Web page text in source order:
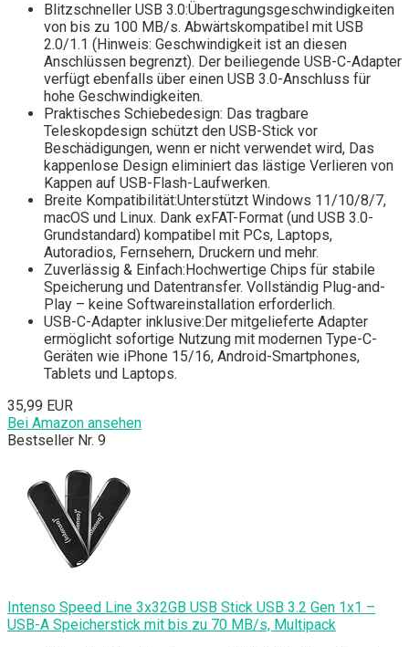
Blitzschneller USB 3.0:Übertragungsgeschwindigkeiten
von bis zu 100 MB/s. Abwärtskompatibel mit USB
2.0/1.1 (Hinweis: Geschwindigkeit ist an diesen
Anschlüssen begrenzt). Der beiliegende USB-C-Adapter
verfügt ebenfalls über einen USB 3.0-Anschluss für
hohe Geschwindigkeiten.
Praktisches Schiebedesign: Das tragbare
Teleskopdesign schützt den USB-Stick vor
Beschädigungen, wenn er nicht verwendet wird, Das
kappenlose Design eliminiert das lästige Verlieren von
Kappen auf USB-Flash-Laufwerken.
Breite Kompatibilität:Unterstützt Windows 11/10/8/7,
macOS und Linux. Dank exFAT-Format (und USB 3.0-
Grundstandard) kompatibel mit PCs, Laptops,
Autoradios, Fernsehern, Druckern und mehr.
Zuverlässig & Einfach:Hochwertige Chips für stabile
Speicherung und Datentransfer. Vollständig Plug-and-
Play – keine Softwareinstallation erforderlich.
USB-C-Adapter inklusive:Der mitgelieferte Adapter
ermöglicht sofortige Nutzung mit modernen Type-C-
Geräten wie iPhone 15/16, Android-Smartphones,
Tablets und Laptops.
35,99 EUR
Bei Amazon ansehen
Bestseller Nr. 9
Intenso Speed Line 3x32GB USB Stick USB 3.2 Gen 1x1 –
USB-A Speicherstick mit bis zu 70 MB/s, Multipack